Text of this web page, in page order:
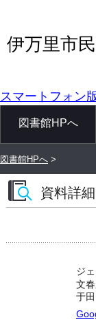
伊万里市
スマートフォン
図書館HPへ
図書館HPへ >
資料詳細
ジ
文
于